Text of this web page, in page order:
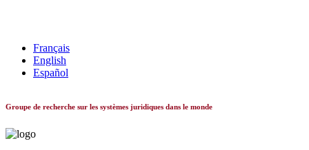
Français
English
Español
Groupe de recherche sur les systèmes juridiques dans le monde